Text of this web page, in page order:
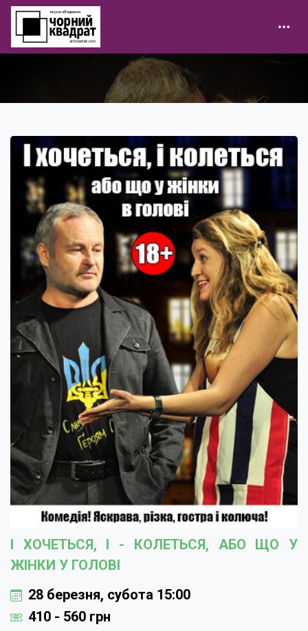
І ХОЧЕТЬСЯ, І - КОЛЕТЬСЯ, АБО ЩО У
ЖІНКИ У ГОЛОВІ
28 березня, субота 15:00
410 - 560 грн